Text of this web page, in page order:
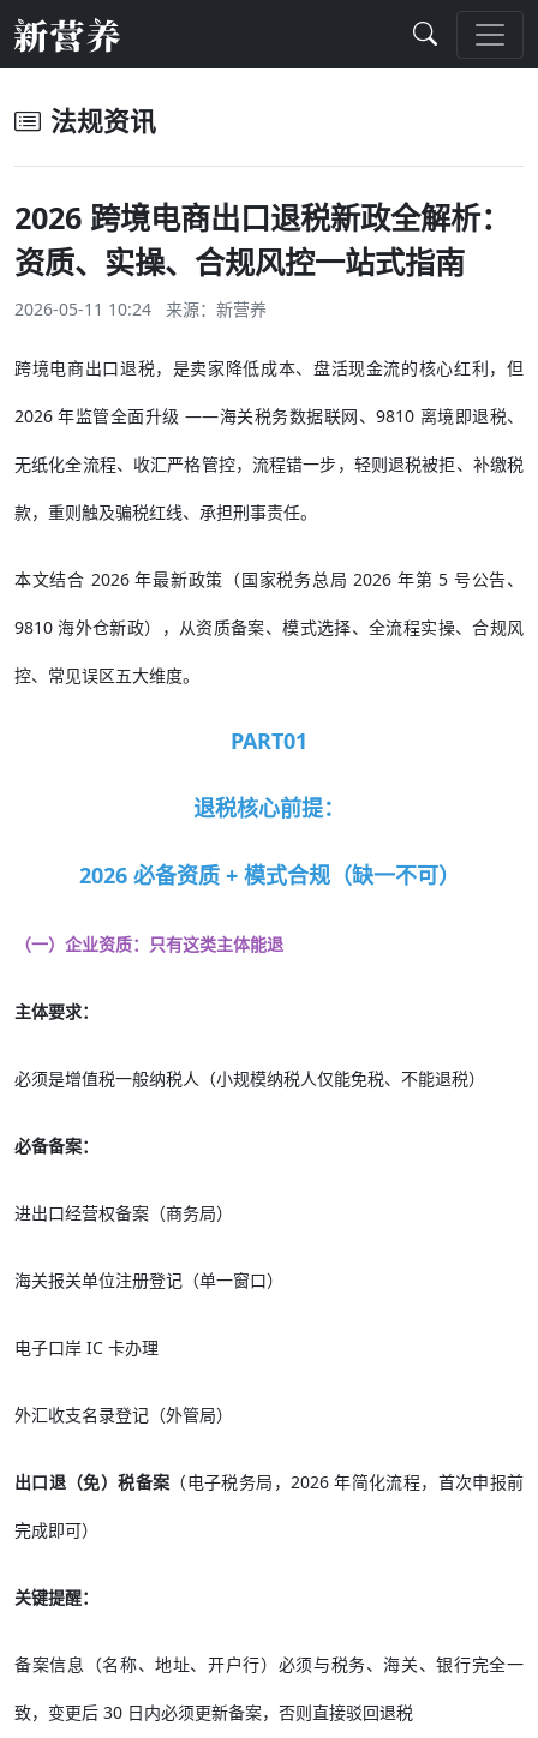
法规资讯
2026 跨境电商出口退税新政全解析：
资质、实操、合规风控一站式指南
2026-05-11 10:24 来源： 新营养
跨境电商出口退税，是卖家降低成本、盘活现金流的核心红利，但
2026 年监管全面升级 ——海关税务数据联网、9810 离境即退税、
无纸化全流程、收汇严格管控，流程错一步，轻则退税被拒、补缴税
款，重则触及骗税红线、承担刑事责任。
本文结合 2026 年最新政策（国家税务总局 2026 年第 5 号公告、
9810 海外仓新政），从资质备案、模式选择、全流程实操、合规风
控、常见误区五大维度。
PART01
退税核心前提：
2026 必备资质 + 模式合规（缺一不可）
（一）企业资质：只有这类主体能退
主体要求：
必须是增值税一般纳税人（小规模纳税人仅能免税、不能退税）
必备备案：
进出口经营权备案（商务局）
海关报关单位注册登记（单一窗口）
电子口岸 IC 卡办理
外汇收支名录登记（外管局）
出口退（免）税备案 （电子税务局，2026 年简化流程，首次申报前
完成即可）
关键提醒：
备案信息（名称、地址、开户行）必须与税务、海关、银行完全一
致，变更后 30 日内必须更新备案，否则直接驳回退税